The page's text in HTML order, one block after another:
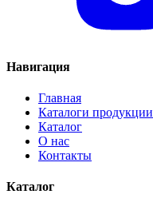
Навигация
Главная
Каталоги продукции
Каталог
О нас
Контакты
Каталог